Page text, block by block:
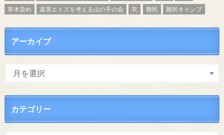
草木染め
薬害エイズを考える山の手の会 衣 難民 難民キャンプ
アーカイブ
カテゴリー